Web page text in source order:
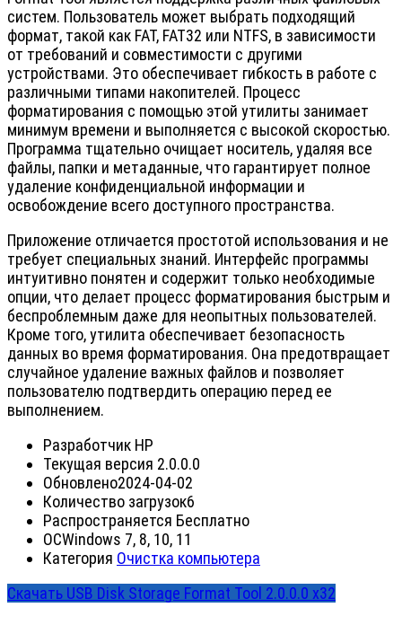
систем. Пользователь может выбрать подходящий
формат, такой как FAT, FAT32 или NTFS, в зависимости
от требований и совместимости с другими
устройствами. Это обеспечивает гибкость в работе с
различными типами накопителей. Процесс
форматирования с помощью этой утилиты занимает
минимум времени и выполняется с высокой скоростью.
Программа тщательно очищает носитель, удаляя все
файлы, папки и метаданные, что гарантирует полное
удаление конфиденциальной информации и
освобождение всего доступного пространства.
Приложение отличается простотой использования и не
требует специальных знаний. Интерфейс программы
интуитивно понятен и содержит только необходимые
опции, что делает процесс форматирования быстрым и
беспроблемным даже для неопытных пользователей.
Кроме того, утилита обеспечивает безопасность
данных во время форматирования. Она предотвращает
случайное удаление важных файлов и позволяет
пользователю подтвердить операцию перед ее
выполнением.
Разработчик HP
Текущая версия 2.0.0.0
Обновлено2024-04-02
Количество загрузок6
Распространяется Бесплатно
ОСWindows 7, 8, 10, 11
Категория Очистка компьютера
Скачать USB Disk Storage Format Tool 2.0.0.0 x32